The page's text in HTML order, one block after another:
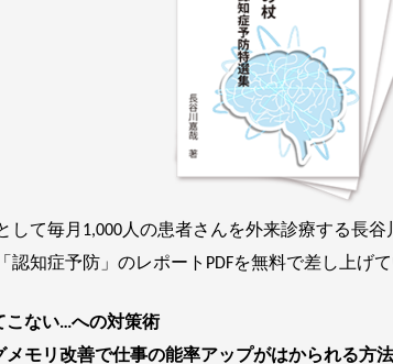
して毎月1,000人の患者さんを外来診療する長
認知症予防」のレポートPDFを無料で差し上げて
こない…への対策術
メモリ改善で仕事の能率アップがはかられる方